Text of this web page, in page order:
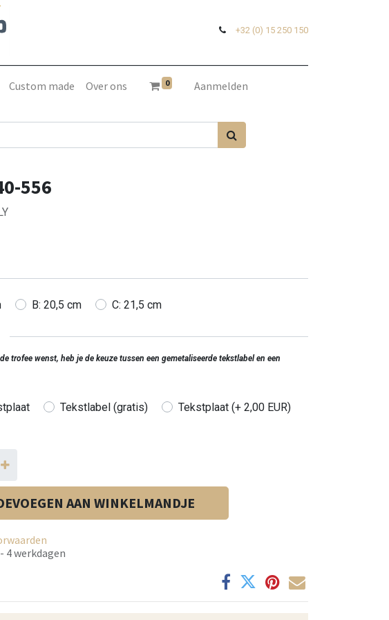
+32 (0) 15 250 150
Custom made Over ons 0 Aanmelden
556
B: 20,5 cm C: 21,5 cm
trofee wenst, heb je de keuze tussen een gemetaliseerde tekstlabel en een
Tekstlabel (gratis) Tekstplaat (+ 2,00 EUR)
AAN WINKELMANDJE
4 werkdagen